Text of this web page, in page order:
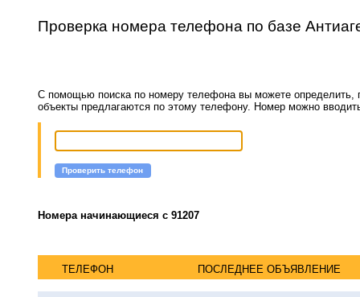
Проверка номера телефона по базе
С помощью поиска по номеру телефона вы можете определить,
объекты предлагаются по этому телефону. Номер можно
Проверить телефон
Номера начинающиеся с 91207
ТЕЛЕФОН ПОСЛЕДНЕЕ ОБЪЯВЛЕНИЕ